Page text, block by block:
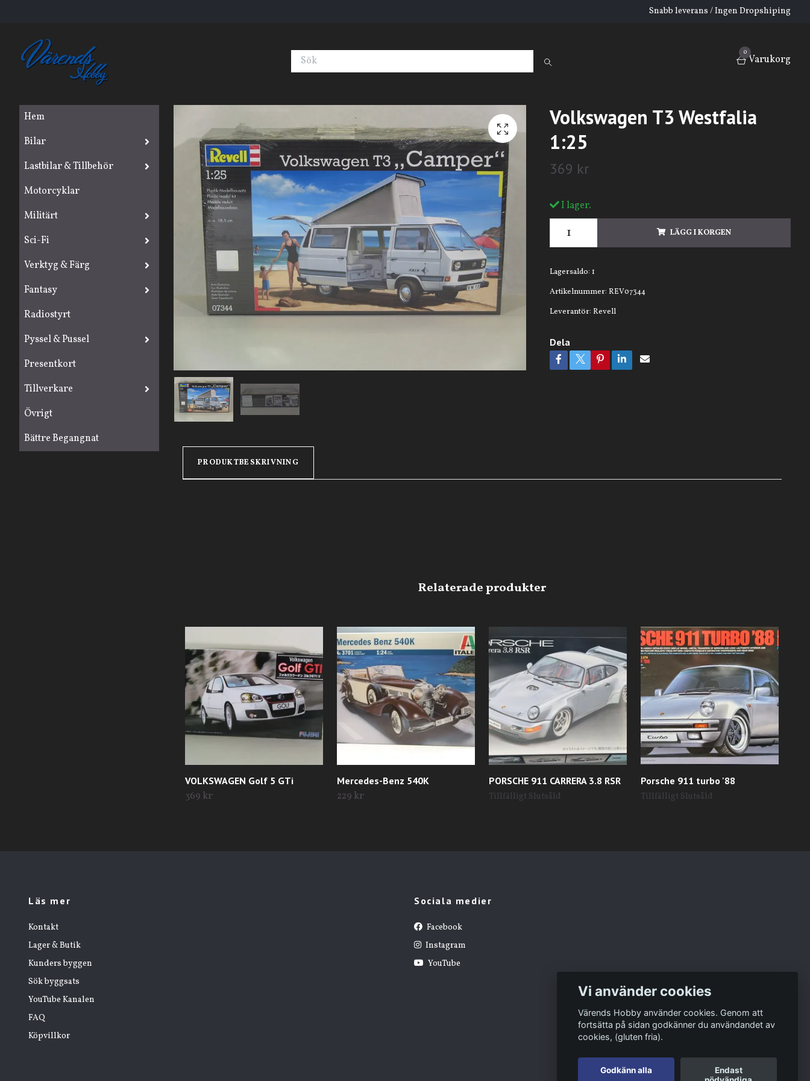
Snabb leverans / Ingen Dropshiping
0
Varukorg
Hem
Bilar
Lastbilar & Tillbehör
Motorcyklar
Militärt
Sci-Fi
Verktyg & Färg
Fantasy
Radiostyrt
Pyssel & Pussel
Presentkort
Tillverkare
Övrigt
Bättre Begangnat
Volkswagen T3 Westfalia
1:25
369 kr
I lager.
LÄGG I KORGEN
Lagersaldo: 1
Artikelnummer: REV07344
Leverantör: Revell
Dela
PRODUKTBESKRIVNING
VOLKSWAGEN Golf 5 GTi
369 kr
Mercedes-Benz 540K
229 kr
PORSCHE 911 CARRERA 3.8 RSR
Tillfälligt Slutsåld
Porsche 911 turbo '88
Tillfälligt Slutsåld
Läs mer
Kontakt
Lager & Butik
Kunders byggen
Sök byggsats
YouTube Kanalen
FAQ
Köpvillkor
Sociala medier
Facebook
Instagram
YouTube
Vi använder cookies
Värends Hobby använder cookies. Genom att
fortsätta på sidan godkänner du användandet av
cookies, (gluten fria).
Godkänn alla
Endast